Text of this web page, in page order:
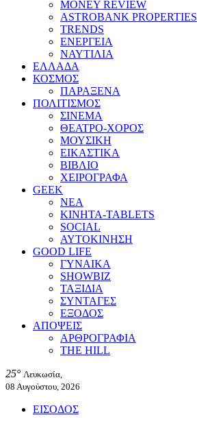
MONEY REVIEW
ASTROBANK PROPERTIES
TRENDS
ΕΝΕΡΓΕΙΑ
ΝΑΥΤΙΛΙΑ
ΕΛΛΑΔΑ
ΚΟΣΜΟΣ
ΠΑΡΑΞΕΝΑ
ΠΟΛΙΤΙΣΜΟΣ
ΣΙΝΕΜΑ
ΘΕΑΤΡΟ-ΧΟΡΟΣ
ΜΟΥΣΙΚΗ
ΕΙΚΑΣΤΙΚΑ
ΒΙΒΛΙΟ
ΧΕΙΡΟΓΡΑΦΑ
GEEK
ΝΕΑ
ΚΙΝΗΤΑ-TABLETS
SOCIAL
ΑΥΤΟΚΙΝΗΣΗ
GOOD LIFE
ΓΥΝΑΙΚΑ
SHOWBIZ
ΤΑΞΙΔΙΑ
ΣΥΝΤΑΓΕΣ
ΕΞΟΔΟΣ
ΑΠΟΨΕΙΣ
ΑΡΘΡΟΓΡΑΦΙΑ
THE HILL
25° Λευκωσία,
08 Αυγούστου, 2026
ΕΙΣΟΔΟΣ